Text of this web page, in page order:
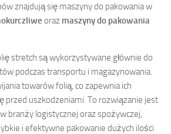
znajdują się maszyny do pakowania w
oraz maszyny do pakowania
stretch są wykorzystywane głównie do
podczas transportu i magazynowania.
towarów folią, co zapewnia ich
przed uszkodzeniami. To rozwiązanie jest
branży logistycznej oraz spożywczej,
i efektywne pakowanie dużych ilości